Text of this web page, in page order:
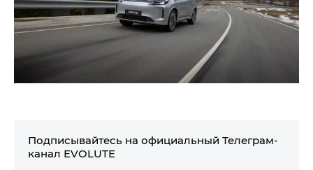
Подписывайтесь на официальный Телеграм-
канал EVOLUTE